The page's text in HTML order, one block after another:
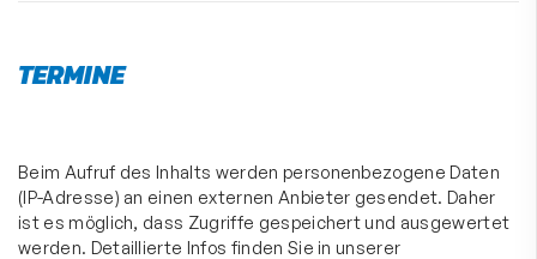
TERMINE
Beim Aufruf des Inhalts werden personenbezogene Daten
(IP-Adresse) an einen externen Anbieter gesendet. Daher
ist es möglich, dass Zugriffe gespeichert und ausgewertet
werden. Detaillierte Infos finden Sie in unserer